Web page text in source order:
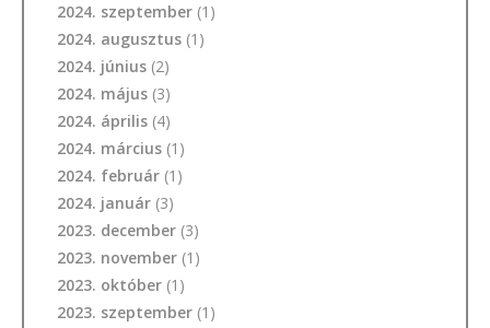
2024. szeptember (1)
2024. augusztus (1)
2024. június (2)
2024. május (3)
2024. április (4)
2024. március (1)
2024. február (1)
2024. január (3)
2023. december (3)
2023. november (1)
2023. október (1)
2023. szeptember (1)